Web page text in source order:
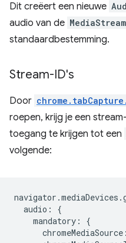
Dit creëert een nieuwe
audio van de MediaStream
standaardbestemming.
Stream-ID's
Door
roepen, krijg je een
toegang te krijgen tot een
volgende:
navigator .mediaDevices .
audio :
{
mandatory :
{
chromeMediaSource :